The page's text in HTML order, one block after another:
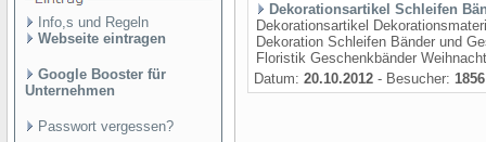
Info,s und Regeln
Webseite eintragen
Google Booster für
Unternehmen
Passwort vergessen?
Dekorationsartikel Schleifen
Dekorationsartikel
Dekoration Schleifen Bänder und
Floristik Geschenkbänder
Datum: 20.10.2012 - Besucher: 1856